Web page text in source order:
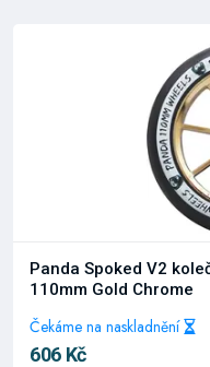
Panda Spoked V2
110mm Gold Chrome
Čekáme na naskladnění
606 Kč